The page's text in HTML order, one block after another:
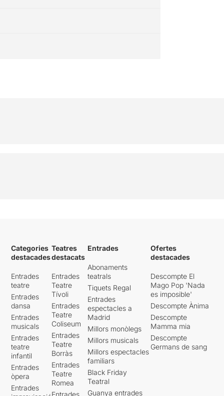
Categories
destacades
Entrades
teatre
Entrades
dansa
Entrades
musicals
Entrades
teatre
infantil
Entrades
òpera
Entrades
Teatres
destacats
Entrades
Teatre
Tívoli
Entrades
Teatre
Coliseum
Entrades
Teatre
Borràs
Entrades
Teatre
Romea
Entrades
Entrades
Abonaments
teatrals
Tiquets Regal
Entrades
espectacles a
Madrid
Millors monòlegs
Millors musicals
Millors espectacles
familiars
Black Friday
Teatral
Guanya entrades
Ofertes
destacades
Descompte El
Mago Pop 'Nada
es imposible'
Descompte Ànima
Descompte
Mamma mia
Descompte
Germans de sang